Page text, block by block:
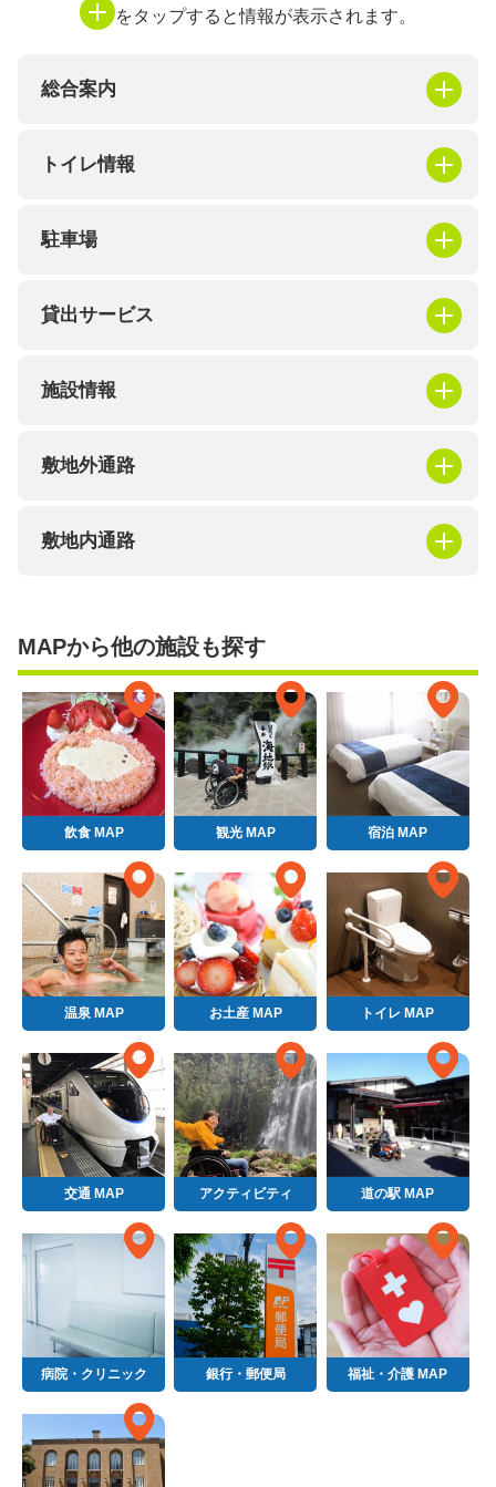
をタップすると情報が表示されます。
総合案内
トイレ情報
駐車場
貸出サービス
施設情報
敷地外通路
敷地内通路
MAPから他の施設も探す
飲食 MAP 観光 MAP 宿泊 MAP
温泉 MAP お土産 MAP トイレ MAP
交通 MAP アクティビティ 道の駅 MAP
病院・クリニック 銀行・郵便局 福祉・介護 MAP